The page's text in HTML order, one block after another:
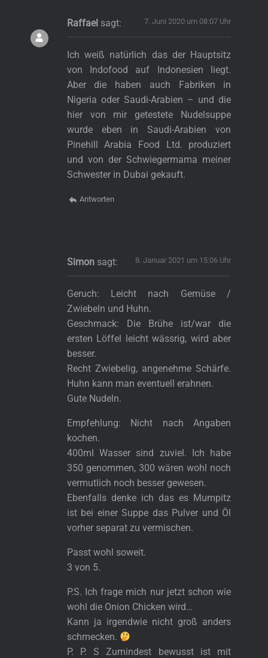
Raffael sagt: 7. Juni 2020 um 08:07 Uhr
Ich weiß natürlich das der Hauptsitz
von Indofood auf Indonesien liegt.
Aber die haben auch Fabriken in
Nigeria oder Saudi-Arabien – und die
hier von mir getestete Nudelsuppe
wurde eben in Saudi-Arabien von
Pinehill Arabia Food Ltd. produziert
und von der Schwiegermama meiner
Schwester in Dubai gekauft.
Antworten
Simon sagt: 8. Januar 2021 um 15:06 Uhr
Geruch: Leicht nach Gemüse /
Zwiebeln und Huhn.
Geschmack: Die Brühe ist/war die
ersten Löffel leicht wässrig, wird aber
besser.
Recht Zwiebelig, angenehme Schärfe.
Huhn kann man eventuell erahnen.
Gute Nudeln.
Empfehlung: Nicht nach Angaben
kochen.
400ml Wasser sind zuviel. Ich habe
350 genommen, 300 wären wohl noch
vermutlich noch besser gewesen.
Ebenfalls denke ich das es Mumpitz
ist bei einer Suppe das Pulver und Öl
vorher separat zu vermischen.
Passt wohl soweit.
3 von 5.
P.S. Ich frage mich nur jetzt schon wie
wohl die Onion Chicken wird…
Kann ja irgendwie nicht groß anders
schmecken.
P. P. S Zumindest bewusst ist mit